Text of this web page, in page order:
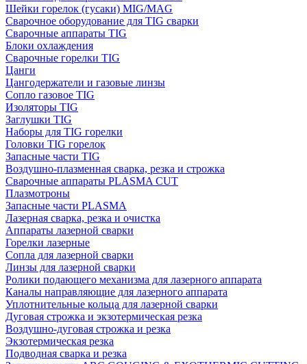
Шейки горелок (гусаки) MIG/MAG
Сварочное оборудование для TIG сварки
Сварочные аппараты TIG
Блоки охлаждения
Сварочные горелки TIG
Цанги
Цангодержатели и газовые линзы
Сопло газовое TIG
Изоляторы TIG
Заглушки TIG
Наборы для TIG горелки
Головки TIG горелок
Запасные части TIG
Воздушно-плазменная сварка, резка и строжка
Сварочные аппараты PLASMA CUT
Плазмотроны
Запасные части PLASMA
Лазерная сварка, резка и очистка
Аппараты лазерной сварки
Горелки лазерные
Сопла для лазерной сварки
Линзы для лазерной сварки
Ролики подающего механизма для лазерного аппарата
Каналы направляющие для лазерного аппарата
Уплотнительные кольца для лазерной сварки
Дуговая строжка и экзотермическая резка
Воздушно-дуговая строжка и резка
Экзотермическая резка
Подводная сварка и резка